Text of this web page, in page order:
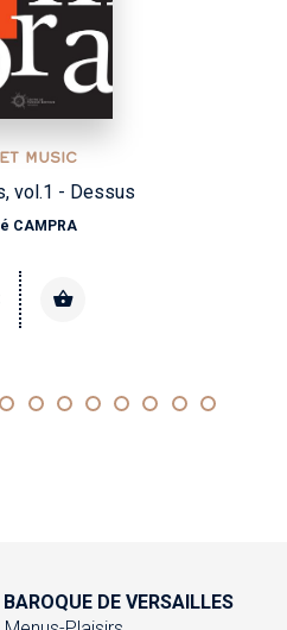
MUSIC
vol.1 - Dessus
CAMPRA
BAROQUE DE VERSAILLES